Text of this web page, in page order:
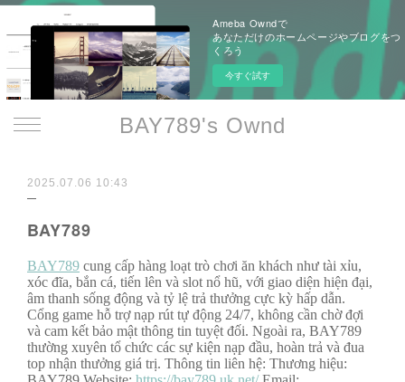
Ameba Owndで
あなただけのホームページやブログをつ
くろう
今すぐ試す
BAY789's Ownd
2025.07.06 10:43
BAY789